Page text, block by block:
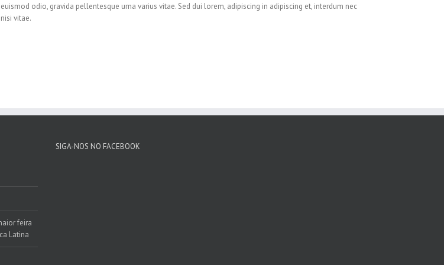
odio, gravida pellentesque urna varius vitae. Sed dui lorem, adipiscing in adipiscing et, interdum nec
vitae.
feira
Latina
SIGA-NOS NO FACEBOOK